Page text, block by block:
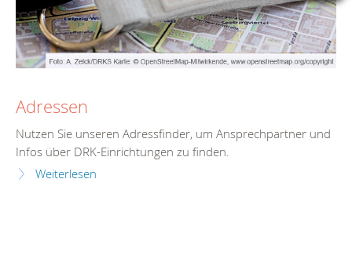
Adressen
Nutzen Sie unseren Adressfinder, um Ansprechpartner und
Infos über DRK-Einrichtungen zu finden.
Weiterlesen